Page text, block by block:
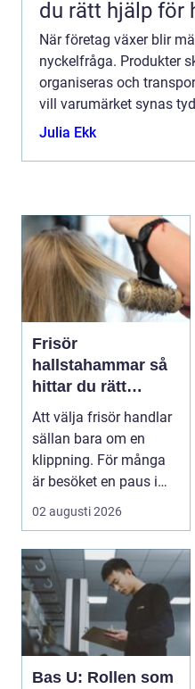
du rätt hjälp för
När företag växer blir
nyckelfråga. Produkter
organiseras och
vill varumärket synas
ut. Här spelar etiketter
Julia Ekk
Frisör
hallstahammar så
hittar du rätt
salong för stil,
kvalitet och känsla
Att välja frisör handlar
sällan bara om en
klippning. För många
är besöket en paus i
vardagen, ett s...
02 augusti 2026
Bas U: Rollen som